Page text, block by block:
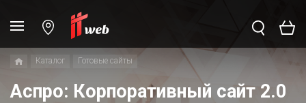
Каталог Готовые сайты
Аспро: Корпоративный сайт 2.0